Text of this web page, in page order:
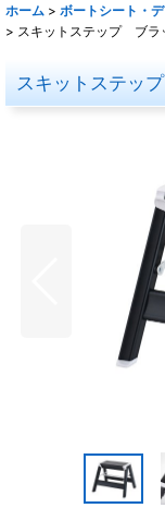
ホーム > ボートシート・
> スキットステップ ブラ
スキットステッ